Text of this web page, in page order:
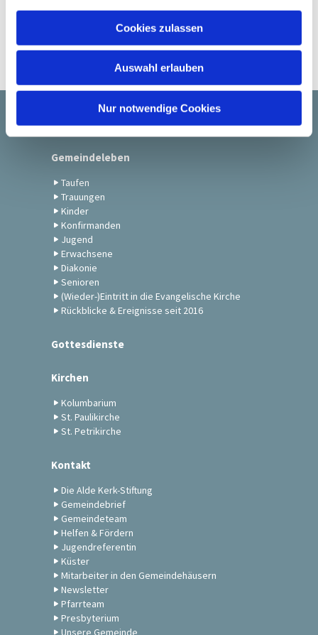
h
Cookies zulassen
Auswahl erlauben
Nur notwendige Cookies
Startseite
Gemeindeleben
Taufen
Trauungen
Kinder
Konfirmanden
Jugend
Erwachsene
Diakonie
Senioren
(Wieder-)Eintritt in die Evangelische Kirche
Rückblicke & Ereignisse seit 2016
Gottesdienste
Kirchen
Kolumbarium
St. Paulikirche
St. Petrikirche
Kontakt
Die Alde Kerk-Stiftung
Gemeindebrief
Gemeindeteam
Helfen & Fördern
Jugendreferentin
Küster
Mitarbeiter in den Gemeindehäusern
Newsletter
Pfarrteam
Presbyterium
Unsere Gemeinde